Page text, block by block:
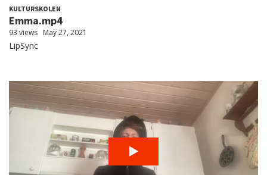
KULTURSKOLEN
Emma.mp4
93 views May 27, 2021
LipSync